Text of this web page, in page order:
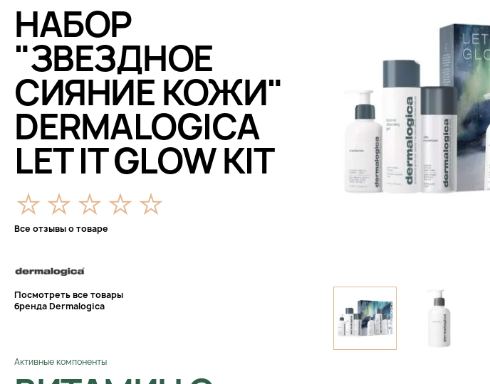
НАБОР
"ЗВЕЗДНОЕ
СИЯНИЕ КОЖИ"
DERMALOGICA
LET IT GLOW KIT
Все отзывы о товаре
Посмотреть все товары
бренда Dermalogica
Активные компоненты